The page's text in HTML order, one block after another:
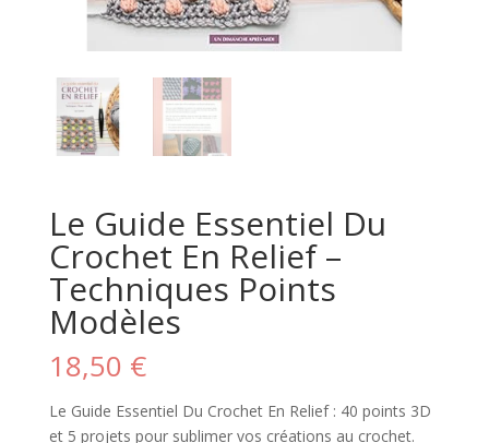
Le Guide Essentiel Du
Crochet En Relief –
Techniques Points
Modèles
18,50 €
Le Guide Essentiel Du Crochet En Relief : 40 points 3D
et 5 projets pour sublimer vos créations au crochet.